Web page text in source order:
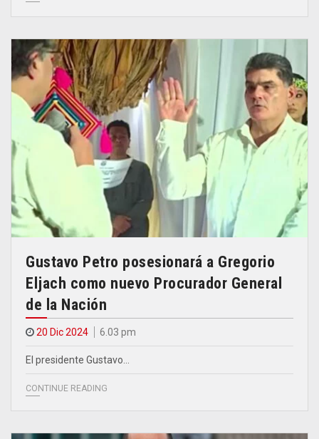
Gustavo Petro posesionará a Gregorio
Eljach como nuevo Procurador General
de la Nación
20 Dic 2024 6.03 pm
El presidente Gustavo…
CONTINUE READING